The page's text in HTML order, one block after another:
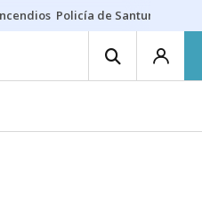
Policía de Santurtzi